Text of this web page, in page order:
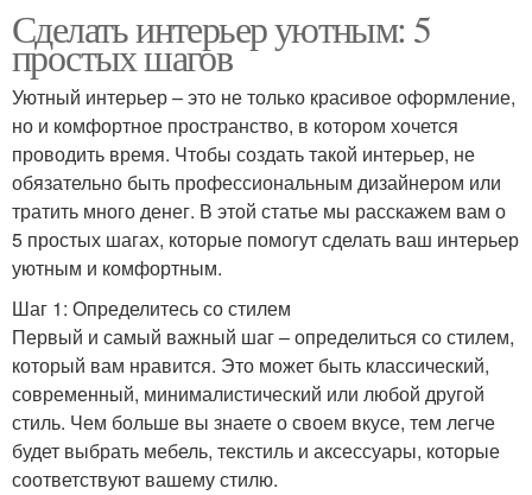
Сделать интерьер уютным: 5
простых шагов
Уютный интерьер – это не только красивое оформление,
но и комфортное пространство, в котором хочется
проводить время. Чтобы создать такой интерьер, не
обязательно быть профессиональным дизайнером или
тратить много денег. В этой статье мы расскажем вам о
5 простых шагах, которые помогут сделать ваш интерьер
уютным и комфортным.
Шаг 1: Определитесь со стилем
Первый и самый важный шаг – определиться со стилем,
который вам нравится. Это может быть классический,
современный, минималистический или любой другой
стиль. Чем больше вы знаете о своем вкусе, тем легче
будет выбрать мебель, текстиль и аксессуары, которые
соответствуют вашему стилю.